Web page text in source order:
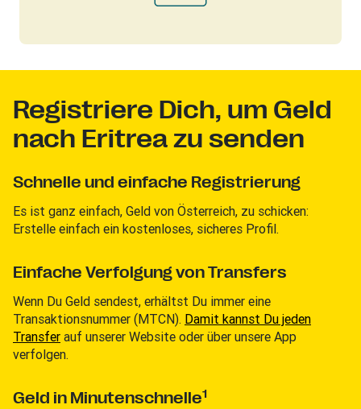
Registriere Dich, um Geld
nach Eritrea zu senden
Schnelle und einfache Registrierung
Es ist ganz einfach, Geld von Österreich, zu schicken:
Erstelle einfach ein kostenloses, sicheres Profil.
Einfache Verfolgung von Transfers
Wenn Du Geld sendest, erhältst Du immer eine
Transaktionsnummer (MTCN). Damit kannst Du jeden
Transfer auf unserer Website oder über unsere App
verfolgen.
Geld in Minutenschnelle1